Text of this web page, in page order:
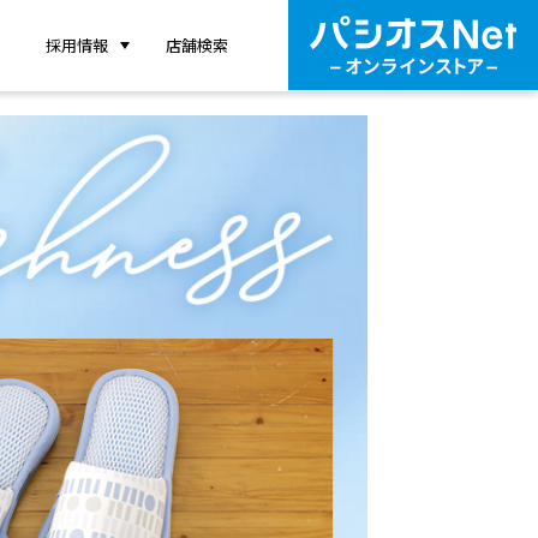
採用情報 店舗検索